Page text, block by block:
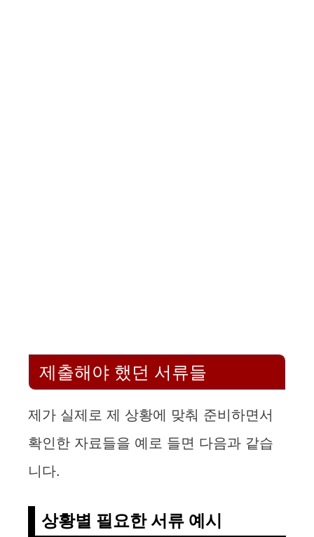
제출해야 했던 서류들
제가 실제로 제 상황에 맞춰 준비하면서
확인한 자료들을 예로 들면 다음과 같습
니다.
상황별 필요한 서류 예시